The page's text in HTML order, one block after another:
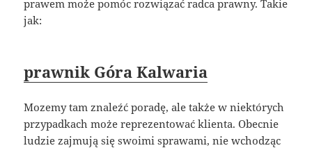
prawem może pomóc rozwiązać radca prawny. Takie
jak:
prawnik Góra Kalwaria
Mozemy tam znaleźć poradę, ale także w niektórych
przypadkach może reprezentować klienta. Obecnie
ludzie zajmują się swoimi sprawami, nie wchodząc